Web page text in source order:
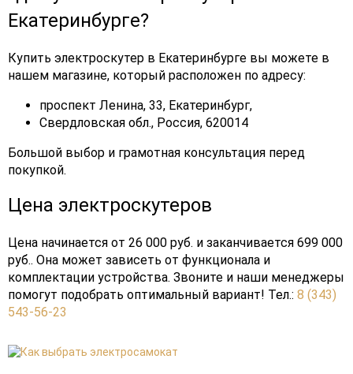
Екатеринбурге?
Купить электроскутер в Екатеринбурге вы можете в
нашем магазине, который расположен по адресу:
проспект Ленина, 33, Екатеринбург,
Свердловская обл., Россия, 620014
Большой выбор и грамотная консультация перед
покупкой.
Цена электроскутеров
Цена начинается от 26 000 руб. и заканчивается 699 000
руб.. Она может зависеть от функционала и
комплектации устройства. Звоните и наши менеджеры
помогут подобрать оптимальный вариант! Тел.: 8 (343)
543-56-23